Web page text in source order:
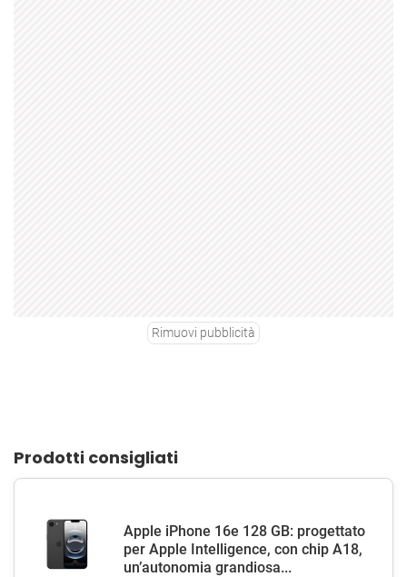
Rimuovi pubblicità
Prodotti consigliati
Apple iPhone 16e 128 GB: progettato
per Apple Intelligence, con chip A18,
un’autonomia grandiosa...